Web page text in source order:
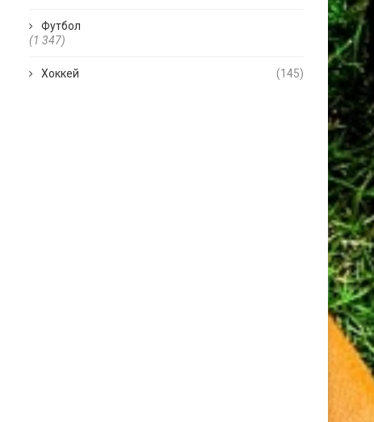
Футбол
(1 347)
Хоккей (145)